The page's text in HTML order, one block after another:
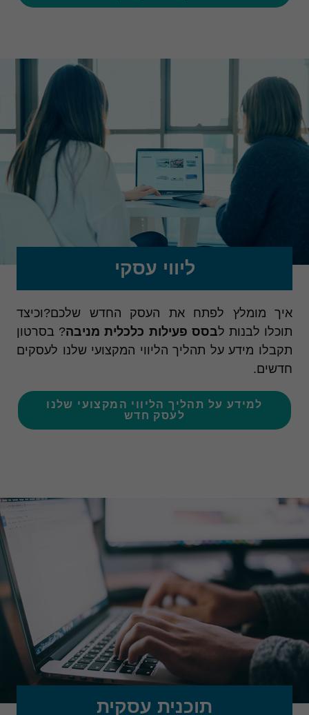
ליווי עסקי
איך מומלץ לפתח את העסק החדש שלכם?וכיצד
תוכלו לבנות לבסס פעילות כלכלית מניבה? בסרטון
תקבלו מידע על תהליך הליווי המקצועי שלנו לעסקים
חדשים.
למידע על תהליך הליווי המקצועי שלנו
לעסק חדש
תוכנית עסקית